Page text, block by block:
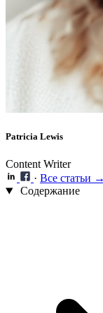
Patricia Lewis
Content Writer
· Все статьи →
Содержание